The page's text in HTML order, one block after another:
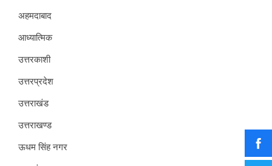
अहमदाबाद
आध्यात्मिक
उत्तरकाशी
उत्तरप्रदेश
उत्तराखंड
उत्तराखण्ड
ऊधम सिंह नगर